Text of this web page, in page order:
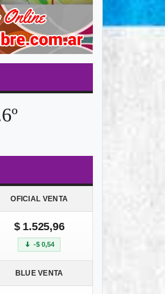
OFICIAL VENTA
$ 1.525,96
-$ 0,54
BLUE VENTA